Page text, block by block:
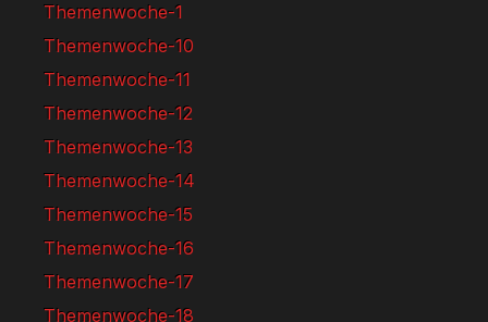
Themenwoche-1
Themenwoche-10
Themenwoche-11
Themenwoche-12
Themenwoche-13
Themenwoche-14
Themenwoche-15
Themenwoche-16
Themenwoche-17
Themenwoche-18